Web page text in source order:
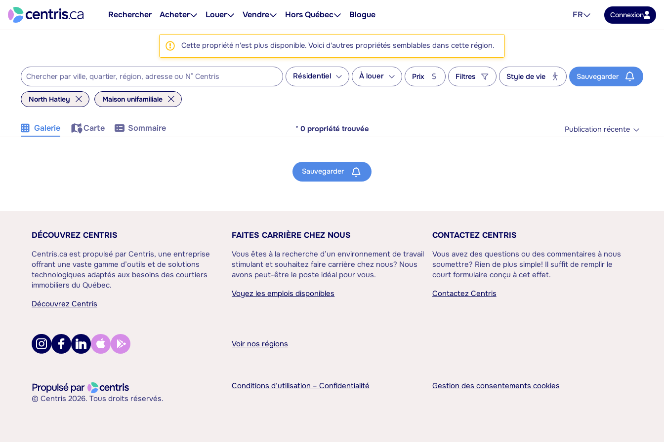
Rechercher Acheter Louer Vendre Hors Québec Blogue FR Connexion
Cette propriété n'est plus disponible. Voici d'autres propriétés semblables dans cette région.
Résidentiel À louer Prix Filtres Style de vie Sauvegarder
North Hatley Maison unifamiliale
Galerie Carte Sommaire * 0 propriété trouvée Publication récente
Sauvegarder
DÉCOUVREZ CENTRIS
Centris.ca est propulsé par Centris, une entreprise
offrant une vaste gamme d’outils et de solutions
technologiques adaptés aux besoins des courtiers
immobiliers du Québec.
Découvrez Centris
FAITES CARRIÈRE CHEZ NOUS
Vous êtes à la recherche d’un environnement de travail
stimulant et souhaitez faire carrière chez nous? Nous
avons peut-être le poste idéal pour vous.
Voyez les emplois disponibles
CONTACTEZ CENTRIS
Vous avez des questions ou des commentaires à nous
soumettre? Rien de plus simple! Il suffit de remplir le
court formulaire conçu à cet effet.
Contactez Centris
Voir nos régions
© Centris 2026. Tous droits réservés.
Conditions d’utilisation – Confidentialité Gestion des consentements cookies